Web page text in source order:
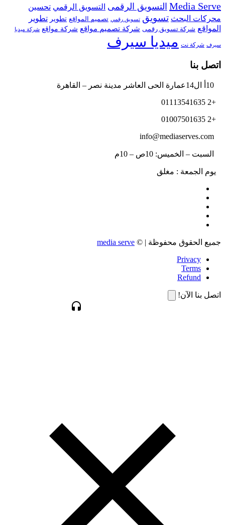
Media Serve التسويق الرقمى التسويق الرقمي تحسين
محركات البحث تسويق تسويق رقمي تصميم المواقع تطوير تطوير
المواقع شركة تسويق رقمى شركة تصميم مواقع شركة مواقع شركة ميديا
سيرف شركة نت ميديا سيرف
اتصل بنا
+2 01113541635
+2 01007501635
السبت – الخميس: 10ص – 10م
يوم الجمعة : مغلق
جميع الحقوق محفوظة | © media serve
Privacy
Terms
Refund
اتصل بنا الآن!